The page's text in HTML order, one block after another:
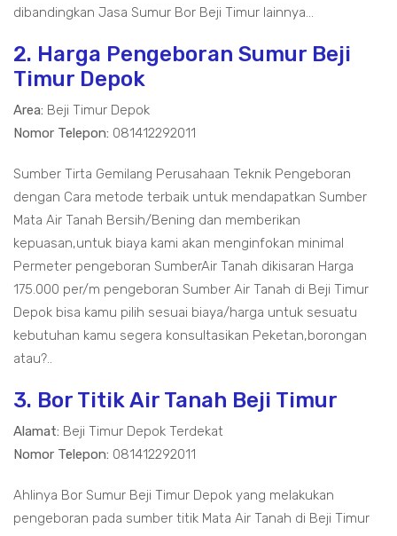
dibandingkan Jasa Sumur Bor Beji Timur lainnya...
2. Harga Pengeboran Sumur Beji
Timur Depok
Area: Beji Timur Depok
Nomor Telepon: 081412292011
Sumber Tirta Gemilang Perusahaan Teknik Pengeboran
dengan Cara metode terbaik untuk mendapatkan Sumber
Mata Air Tanah Bersih/Bening dan memberikan
kepuasan,untuk biaya kami akan menginfokan minimal
Permeter pengeboran SumberAir Tanah dikisaran Harga
175.000 per/m pengeboran Sumber Air Tanah di Beji Timur
Depok bisa kamu pilih sesuai biaya/harga untuk sesuatu
kebutuhan kamu segera konsultasikan Peketan,borongan
atau?..
3. Bor Titik Air Tanah Beji Timur
Alamat: Beji Timur Depok Terdekat
Nomor Telepon: 081412292011
Ahlinya Bor Sumur Beji Timur Depok yang melakukan
pengeboran pada sumber titik Mata Air Tanah di Beji Timur